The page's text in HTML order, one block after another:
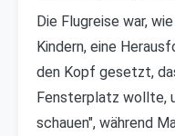
Die Flugreise war,
Kindern, eine
den Kopf gesetzt,
Fensterplatz wollte,
schauen", während